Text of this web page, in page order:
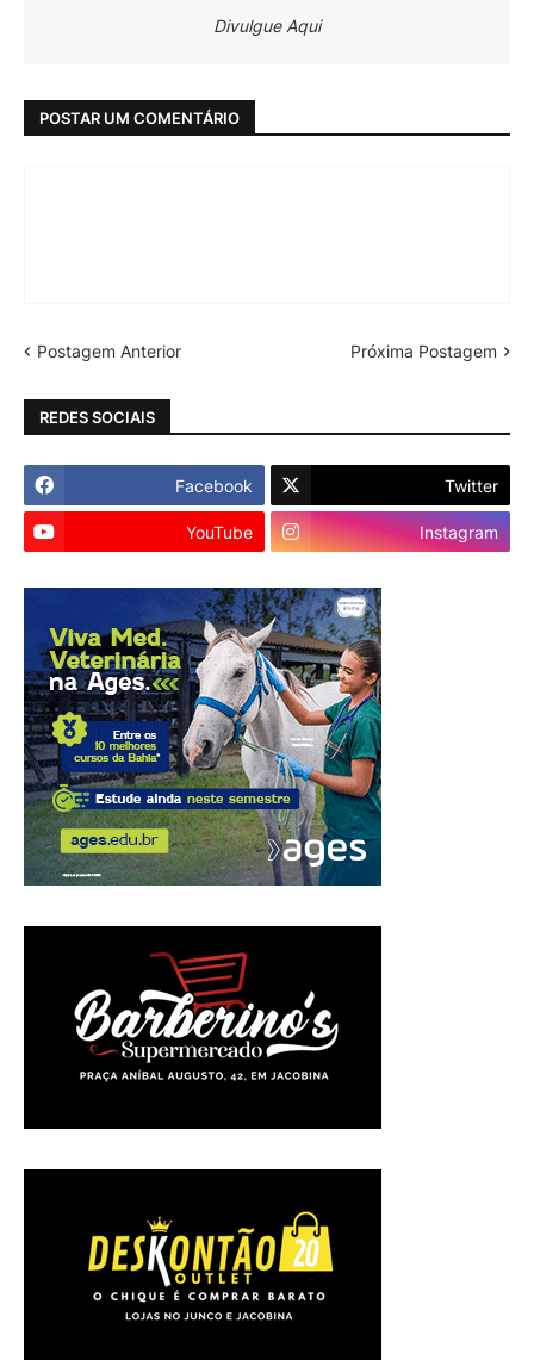
Divulgue Aqui
POSTAR UM COMENTÁRIO
Postagem Anterior Próxima Postagem
REDES SOCIAIS
Facebook Twitter
YouTube Instagram